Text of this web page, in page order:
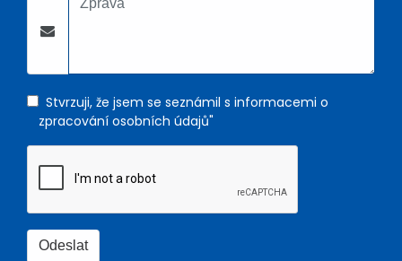
Stvrzuji, že jsem se seznámil s informacemi o
zpracování osobních údajů"